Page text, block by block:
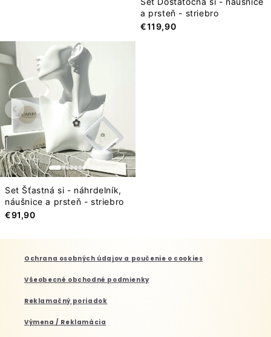
a prsteň - striebro
€119,90
Set Šťastná si - náhrdelník,
náušnice a prsteň - striebro
€91,90
Ochrana osobných údajov a poučenie o cookies
Všeobecné obchodné podmienky
Reklamačný poriadok
Výmena / Reklamácia